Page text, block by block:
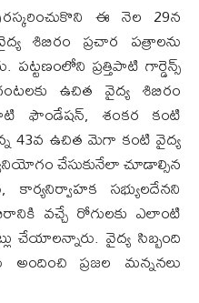
ఈ నెల 29న
శిబిరం ప్రచార పత్రాలను
పట్టణంలోని ప్రత్తిపాటి గార్డెన్స్
ఉచిత వైద్య శిబిరం
ఫౌండేషన్, శంకర కంటి
43వ ఉచిత మెగా కంటి వైద్య
చేసుకునేలా చూడాల్సిన
సభ్యులదేనని
వచ్చే రోగులకు ఎలాంటి
చేయాలన్నారు. వైద్య సిబ్బంది
ప్రజల మన్ననలు